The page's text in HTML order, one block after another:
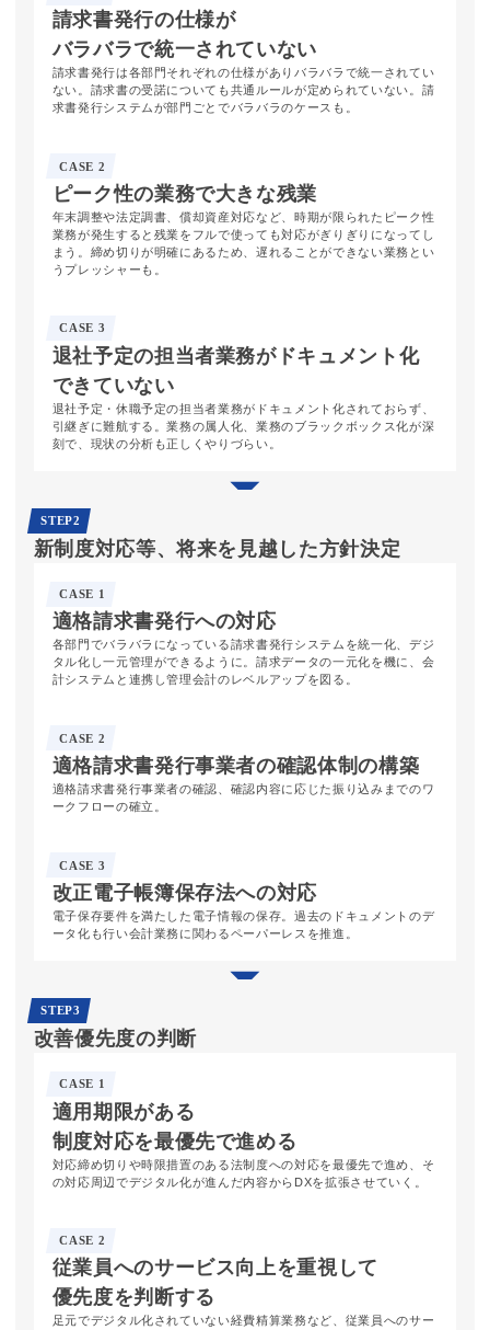
請求書発行の仕様が
バラバラで統一されていない
請求書発行は各部門それぞれの仕様がありバラバラで統一されてい
ない。請求書の受諾についても共通ルールが定められていない。請
求書発行システムが部門ごとでバラバラのケースも。
CASE 2
ピーク性の業務で大きな残業
年末調整や法定調書、償却資産対応など、時期が限られたピーク性
業務が発生すると残業をフルで使っても対応がぎりぎりになってし
まう。締め切りが明確にあるため、遅れることができない業務とい
うプレッシャーも。
CASE 3
退社予定の担当者業務がドキュメント化
できていない
退社予定・休職予定の担当者業務がドキュメント化されておらず、
引継ぎに難航する。業務の属人化、業務のブラックボックス化が深
刻で、現状の分析も正しくやりづらい。
STEP2
新制度対応等、将来を見越した方針決定
CASE 1
適格請求書発行への対応
各部門でバラバラになっている請求書発行システムを統一化、デジ
タル化し一元管理ができるように。請求データの一元化を機に、会
計システムと連携し管理会計のレベルアップを図る。
CASE 2
適格請求書発行事業者の確認体制の構築
適格請求書発行事業者の確認、確認内容に応じた振り込みまでのワ
ークフローの確立。
CASE 3
改正電子帳簿保存法への対応
電子保存要件を満たした電子情報の保存。過去のドキュメントのデ
ータ化も行い会計業務に関わるペーパーレスを推進。
STEP3
改善優先度の判断
CASE 1
適用期限がある
制度対応を最優先で進める
対応締め切りや時限措置のある法制度への対応を最優先で進め、そ
の対応周辺でデジタル化が進んだ内容からDXを拡張させていく。
CASE 2
従業員へのサービス向上を重視して
優先度を判断する
足元でデジタル化されていない経費精算業務など、従業員へのサー